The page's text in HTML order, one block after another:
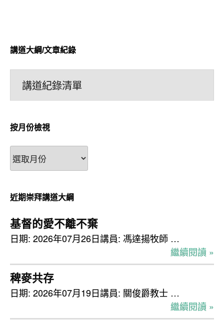
講道大綱/文章紀錄
講道紀錄清單
按月份檢視
按
月
檢
視
近期崇拜講道大綱
基督的愛不離不棄
日期: 2026年07月26日講員: 馮達揚牧師 …
繼續閱讀 »
稗麥共存
日期: 2026年07月19日講員: 關俊爵教士 …
繼續閱讀 »